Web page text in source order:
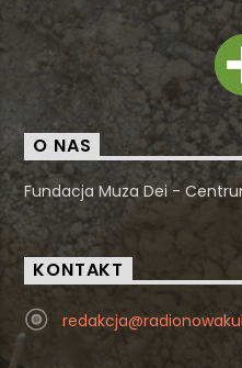
O NAS
Fundacja Muza Dei -
KONTAKT